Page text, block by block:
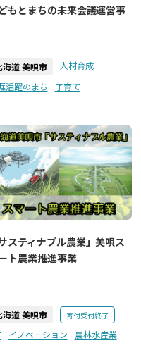
もとまちの未来会議運営事
海道 美唄市
人材育成
活躍のまち
子育て
サスティナブル農業」美唄ス
ト農業推進事業
海道 美唄市 寄付受付終了
イノベーション 農林水産業